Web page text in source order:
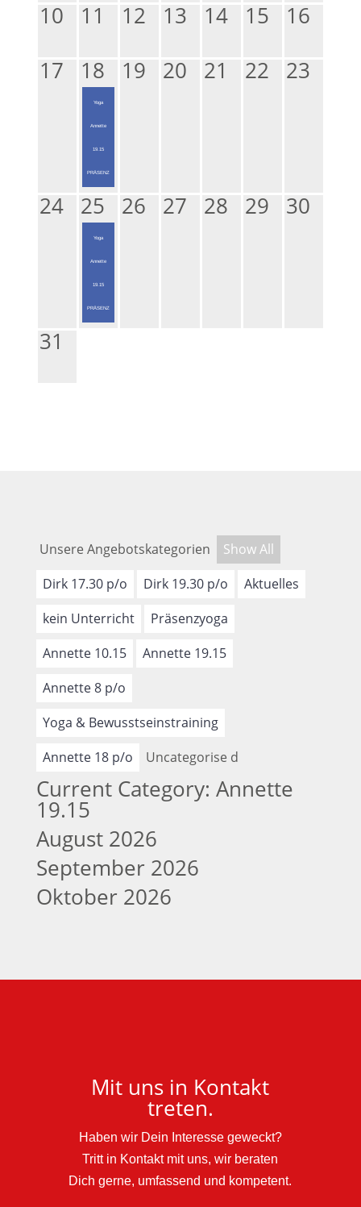
10
11 12 13 14 15
16
17
18
Yoga
Annette
19.15
PRÄSENZ
19 20 21 22 23
24 25
Yoga
Annette
19.15
PRÄSENZ
26 27 28 29 30
31
Unsere Angebotskategorien
Show All
Dirk 17.30 p/o
Dirk 19.30 p/o
Aktuelles
kein Unterricht
Präsenzyoga
Annette 10.15
Annette 19.15
Annette 8 p/o
Yoga & Bewusstseinstraining
Annette 18 p/o
Uncategorise d
Current Category: Annette
19.15
August 2026
September 2026
Oktober 2026
Mit uns in Kontakt
treten.
Haben wir Dein Interesse geweckt?
Tritt in Kontakt mit uns, wir beraten
Dich gerne, umfassend und kompetent.